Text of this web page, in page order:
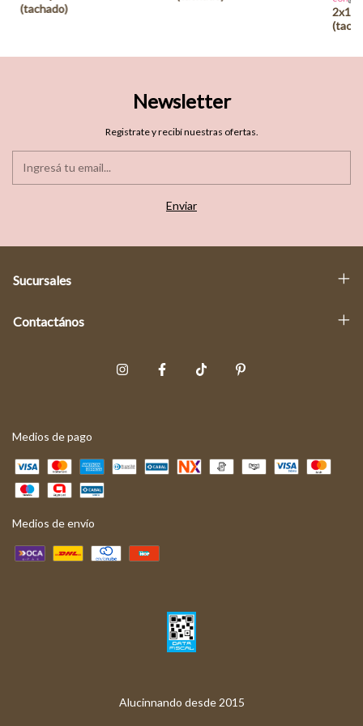
Newsletter
Registrate y recibí nuestras ofertas.
Sucursales
Contactános
Medios de pago
Medios de envío